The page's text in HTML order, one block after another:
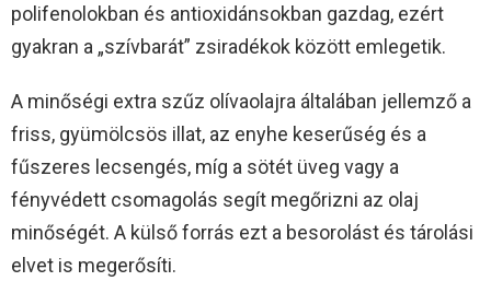
polifenolokban és antioxidánsokban gazdag, ezért
gyakran a „szívbarát” zsiradékok között emlegetik.
A minőségi extra szűz olívaolajra általában jellemző a
friss, gyümölcsös illat, az enyhe keserűség és a
fűszeres lecsengés, míg a sötét üveg vagy a
fényvédett csomagolás segít megőrizni az olaj
minőségét. A külső forrás ezt a besorolást és tárolási
elvet is megerősíti.